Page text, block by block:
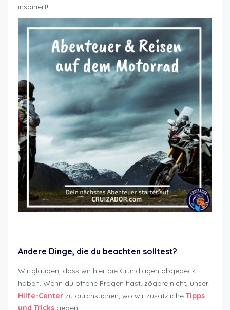
inspiriert!
Andere Dinge, die du beachten solltest?
Wir glauben, dass wir hier die Grundlagen abgedeckt
haben. Wenn du offene Fragen hast, zögere nicht, unser
Hilfe-Center zu durchsuchen, wo wir zusätzliche Tipps
und Tricks geben.